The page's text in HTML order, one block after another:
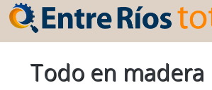
Todo en madera